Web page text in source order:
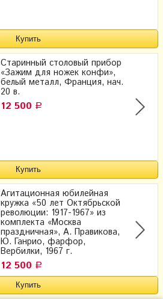
Старинный столовый прибор
«Зажим для ножек конфи»,
белый металл, Франция, нач.
20 в.
12 500 Р
Агитационная юбилейная
кружка «50 лет Октябрьской
революции: 1917-1967» из
комплекта «Москва
праздничная», А. Правикова,
Ю. Ганрио, фарфор,
Вербилки, 1967 г.
12 500 Р